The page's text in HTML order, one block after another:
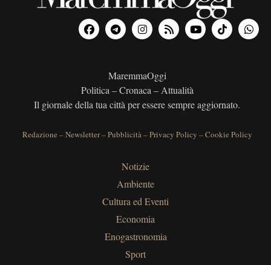
MaremmaOggi
Politica – Cronaca – Attualità
Il giornale della tua città per essere sempre aggiornato.
Redazione –Newsletter–Pubblicità–Privacy Policy –Cookie Policy
Notizie
Ambiente
Cultura ed Eventi
Economia
Enogastronomia
Sport